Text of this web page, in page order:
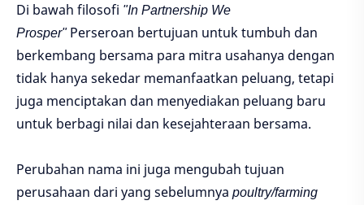
Di bawah filosofi "In Partnership We
Prosper"Perseroan bertujuan untuk tumbuh dan
berkembang bersama para mitra usahanya dengan
tidak hanya sekedar memanfaatkan peluang, tetapi
juga menciptakan dan menyediakan peluang baru
untuk berbagi nilai dan kesejahteraan bersama.
Perubahan nama ini juga mengubah tujuan
perusahaan dari yang sebelumnya poultry/farming